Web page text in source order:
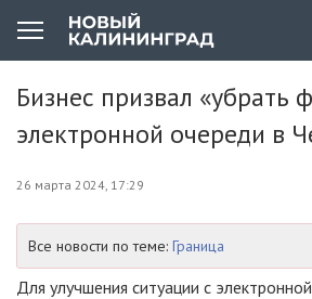
Бизнес призвал «убрать
электронной очереди в
26 марта 2024, 17:29
Все новости по теме: Граница
Для улучшения ситуации с